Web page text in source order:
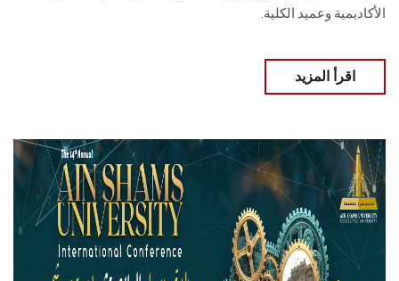
الأكاديمية وعميد الكلية.
اقرأ المزيد